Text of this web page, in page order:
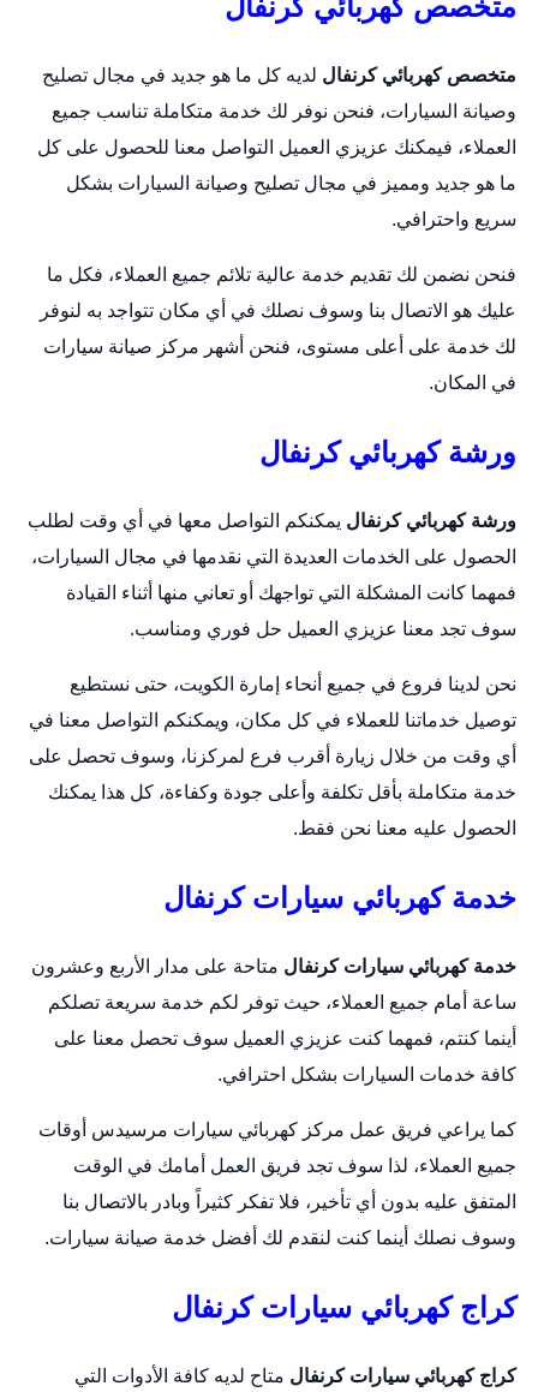
متخصص كهربائي كرنفال
متخصص كهربائي كرنفال لديه كل ما هو جديد في مجال تصليح
وصيانة السيارات، فنحن نوفر لك خدمة متكاملة تناسب جميع
العملاء، فيمكنك عزيزي العميل التواصل معنا للحصول على كل
ما هو جديد ومميز في مجال تصليح وصيانة السيارات بشكل
سريع واحترافي.
فنحن نضمن لك تقديم خدمة عالية تلائم جميع العملاء، فكل ما
عليك هو الاتصال بنا وسوف نصلك في أي مكان تتواجد به لنوفر
لك خدمة على أعلى مستوى، فنحن أشهر مركز صيانة سيارات
في المكان.
ورشة كهربائي كرنفال
ورشة كهربائي كرنفال يمكنكم التواصل معها في أي وقت لطلب
الحصول على الخدمات العديدة التي نقدمها في مجال السيارات،
فمهما كانت المشكلة التي تواجهك أو تعاني منها أثناء القيادة
سوف تجد معنا عزيزي العميل حل فوري ومناسب.
نحن لدينا فروع في جميع أنحاء إمارة الكويت، حتى نستطيع
توصيل خدماتنا للعملاء في كل مكان، ويمكنكم التواصل معنا في
أي وقت من خلال زيارة أقرب فرع لمركزنا، وسوف تحصل على
خدمة متكاملة بأقل تكلفة وأعلى جودة وكفاءة، كل هذا يمكنك
الحصول عليه معنا نحن فقط.
خدمة كهربائي سيارات كرنفال
خدمة كهربائي سيارات كرنفال متاحة على مدار الأربع وعشرون
ساعة أمام جميع العملاء، حيث توفر لكم خدمة سريعة تصلكم
أينما كنتم، فمهما كنت عزيزي العميل سوف تحصل معنا على
كافة خدمات السيارات بشكل احترافي.
كما يراعي فريق عمل مركز كهربائي سيارات مرسيدس أوقات
جميع العملاء، لذا سوف تجد فريق العمل أمامك في الوقت
المتفق عليه بدون أي تأخير، فلا تفكر كثيراً وبادر بالاتصال بنا
وسوف نصلك أينما كنت لنقدم لك أفضل خدمة صيانة سيارات.
كراج كهربائي سيارات كرنفال
كراج كهربائي سيارات كرنفال متاح لديه كافة الأدوات التي